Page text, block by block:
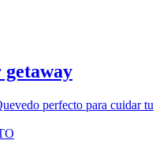
perfecto para cuidar tu